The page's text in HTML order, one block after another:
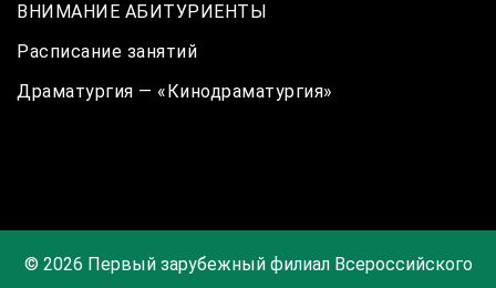
ВНИМАНИЕ АБИТУРИЕНТЫ
Расписание занятий
Драматургия — «Кинодраматургия»
© 2026 Первый зарубежный филиал Всероссийского